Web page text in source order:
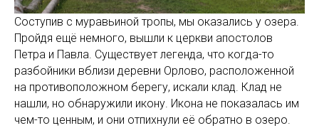
Соступив с муравьиной тропы, мы оказались у озера.
Пройдя ещё немного, вышли к церкви апостолов
Петра и Павла. Существует легенда, что когда-то
разбойники вблизи деревни Орлово, расположенной
на противоположном берегу, искали клад. Клад не
нашли, но обнаружили икону. Икона не показалась им
чем-то ценным, и они отпихнули её обратно в озеро.